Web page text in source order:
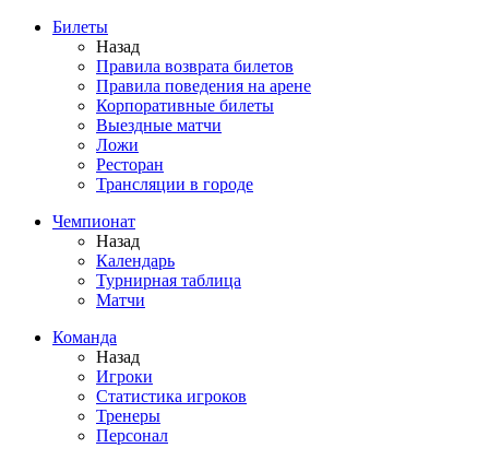
Билеты
Назад
Правила возврата билетов
Правила поведения на арене
Корпоративные билеты
Выездные матчи
Ложи
Ресторан
Трансляции в городе
Чемпионат
Назад
Календарь
Турнирная таблица
Матчи
Команда
Назад
Игроки
Статистика игроков
Тренеры
Персонал